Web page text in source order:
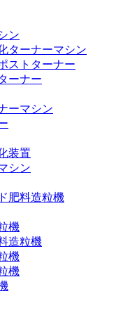
ン
ターナーマシン
ストターナー
ーナー
ーマシン
装置
シン
肥料造粒機
機
造粒機
機
機